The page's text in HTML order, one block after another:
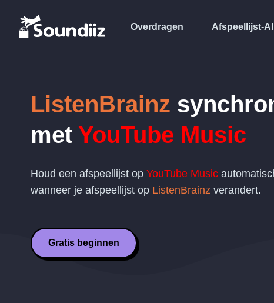
Overdragen Afspeellijst-AI
ListenBrainz
met YouTube Music
Houd een afspeellijst op YouTube Music
wanneer je afspeellijst op ListenBrainz verandert.
Gratis beginnen